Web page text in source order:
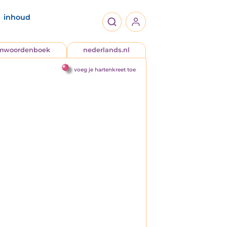
inhoud
nederlands.nl
voeg je hartenkreet toe